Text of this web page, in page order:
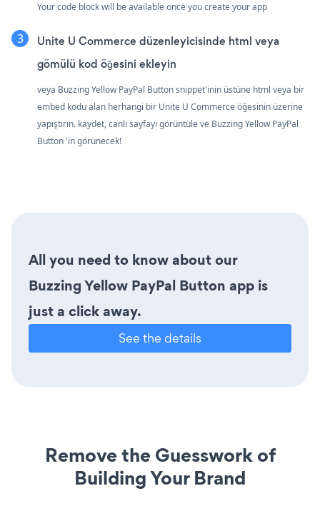
Your code block will be available once you create your app
Unite U Commerce düzenleyicisinde html veya
gömülü kod öğesini ekleyin
veya Buzzing Yellow PayPal Button snippet'inin üstüne html veya bir
embed kodu alan herhangi bir Unite U Commerce öğesinin üzerine
yapıştırın. kaydet, canlı sayfayı görüntüle ve Buzzing Yellow PayPal
Button 'in görünecek!
All you need to know about our
Buzzing Yellow PayPal Button app is
just a click away.
See the details
Remove the Guesswork of
Building Your Brand